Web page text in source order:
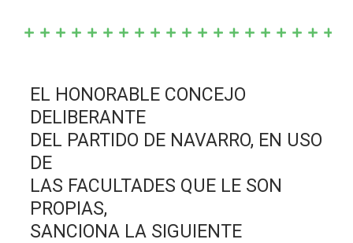
EL HONORABLE CONCEJO
DELIBERANTE
DEL PARTIDO DE NAVARRO, EN USO
DE
LAS FACULTADES QUE LE SON
PROPIAS,
SANCIONA LA SIGUIENTE